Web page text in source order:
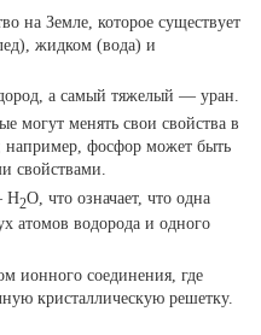
на Земле, которое существует
жидком (вода) и
а самый тяжелый — уран.
могут менять свои свойства в
например, фосфор может быть
свойствами.
H2O, что означает, что одна
атомов водорода и одного
ионного соединения, где
кристаллическую решетку.